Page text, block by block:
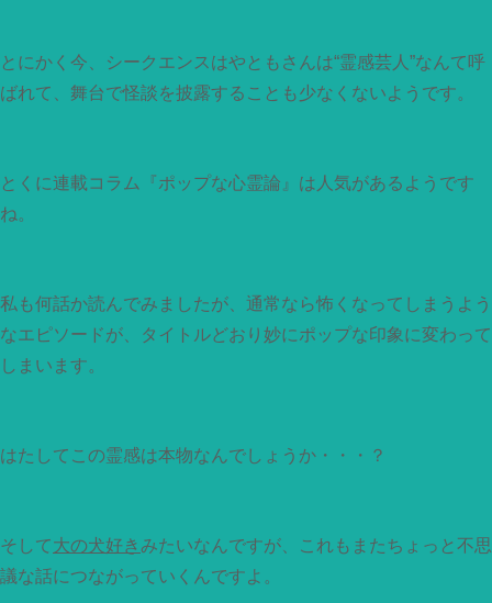
とにかく今、シークエンスはやともさんは“霊感芸人”なんて呼
ばれて、舞台で怪談を披露することも少なくないようです。
とくに連載コラム『ポップな心霊論』は人気があるようです
ね。
私も何話か読んでみましたが、通常なら怖くなってしまうよう
なエピソードが、タイトルどおり妙にポップな印象に変わって
しまいます。
はたしてこの霊感は本物なんでしょうか・・・？
そして大の犬好きみたいなんですが、これもまたちょっと不思
議な話につながっていくんですよ。